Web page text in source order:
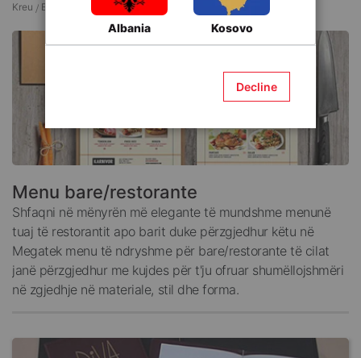
Kreu Enë kuzhine dhe Aksesorë Menu bare/restorante
Menu bare/restorante
Shfaqni në mënyrën më elegante të mundshme menunë
tuaj të restorantit apo barit duke përzgjedhur këtu në
Megatek menu të ndryshme për bare/restorante të cilat
janë përzgjedhur me kujdes për t'ju ofruar shumëllojshmëri
në zgjedhje në materiale, stil dhe forma.
Albania Kosovo
Decline